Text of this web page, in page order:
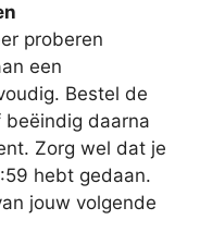
proberen
een
Bestel de
daarna
Zorg wel dat je
hebt gedaan.
jouw volgende